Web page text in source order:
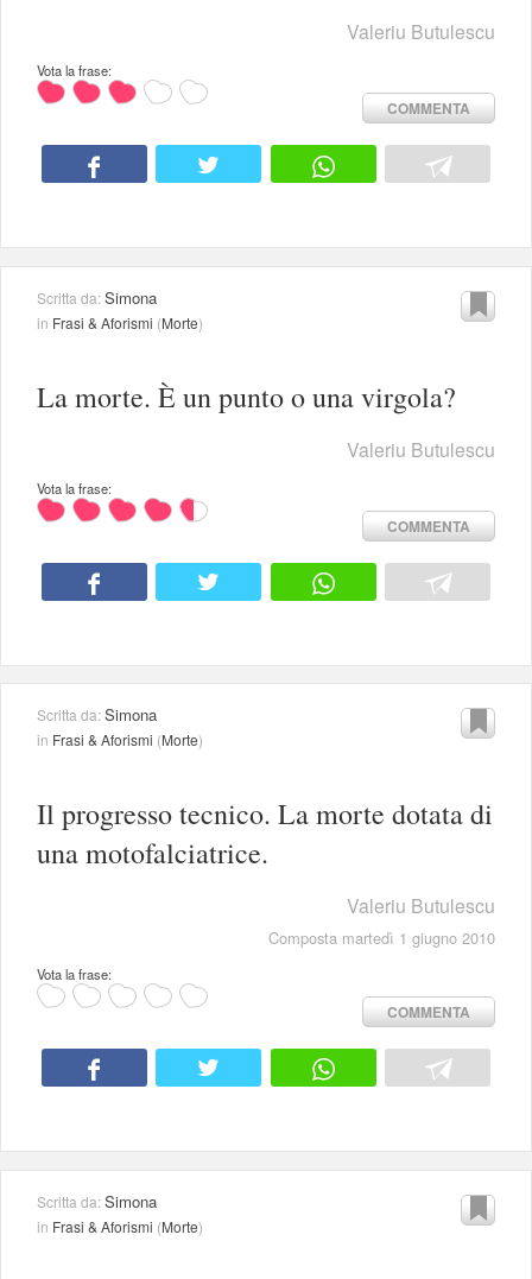
Valeriu Butulescu
Vota la frase:
COMMENTA
Scritta da:Simona
in Frasi & Aforismi (Morte)
La morte. È un punto o una virgola?
Valeriu Butulescu
Vota la frase:
COMMENTA
Scritta da:Simona
in Frasi & Aforismi (Morte)
Il progresso tecnico. La morte dotata di
una motofalciatrice.
Valeriu Butulescu
Composta martedì 1 giugno 2010
Vota la frase:
COMMENTA
Scritta da:Simona
in Frasi & Aforismi (Morte)